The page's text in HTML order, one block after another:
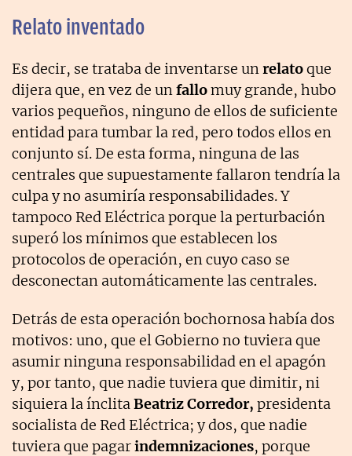
Relato inventado
Es decir, se trataba de inventarse unrelatoque
dijera que, en vez de unfallomuy grande, hubo
varios pequeños, ninguno de ellos de suficiente
entidad para tumbar la red, pero todos ellos en
conjunto sí. De esta forma, ninguna de las
centrales que supuestamente fallaron tendría la
culpa y no asumiría responsabilidades. Y
tampoco Red Eléctrica porque la perturbación
superó los mínimos que establecen los
protocolos de operación, en cuyo caso se
desconectan automáticamente las centrales.
Detrás de esta operación bochornosa había dos
motivos: uno, que el Gobierno no tuviera que
asumir ninguna responsabilidad en el apagón
y, por tanto, que nadie tuviera que dimitir, ni
siquiera la ínclitaBeatriz Corredor, presidenta
socialista de Red Eléctrica; y dos, que nadie
tuviera que pagarindemnizaciones, porque